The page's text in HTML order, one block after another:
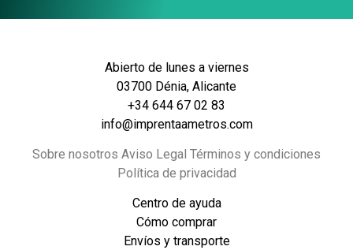
Abierto de lunes a viernes
03700 Dénia, Alicante
+34 644 67 02 83
info@imprentaametros.com
Sobre nosotros Aviso Legal Términos y condiciones
Política de privacidad
Centro de ayuda
Cómo comprar
Envíos y transporte